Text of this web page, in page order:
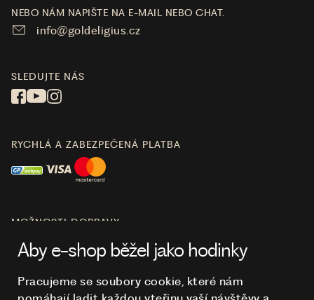
NEBO NÁM NAPIŠTE NA E-MAIL NEBO CHAT.
info@goldeligius.cz
SLEDUJTE NÁS
RYCHLÁ A ZABEZPEČENÁ PLATBA
MOŽNOSTI DOPRAVY
Aby e-shop běžel jako hodinky
Pracujeme se soubory cookie, které nám